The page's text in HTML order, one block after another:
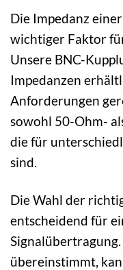
Die Impedanz
wichtiger Faktor
Unsere BNC-
Impedanzen
Anforderungen
sowohl 50-Ohm-
die für
sind.
Die Wahl der
entscheidend für
übereinstimmt,